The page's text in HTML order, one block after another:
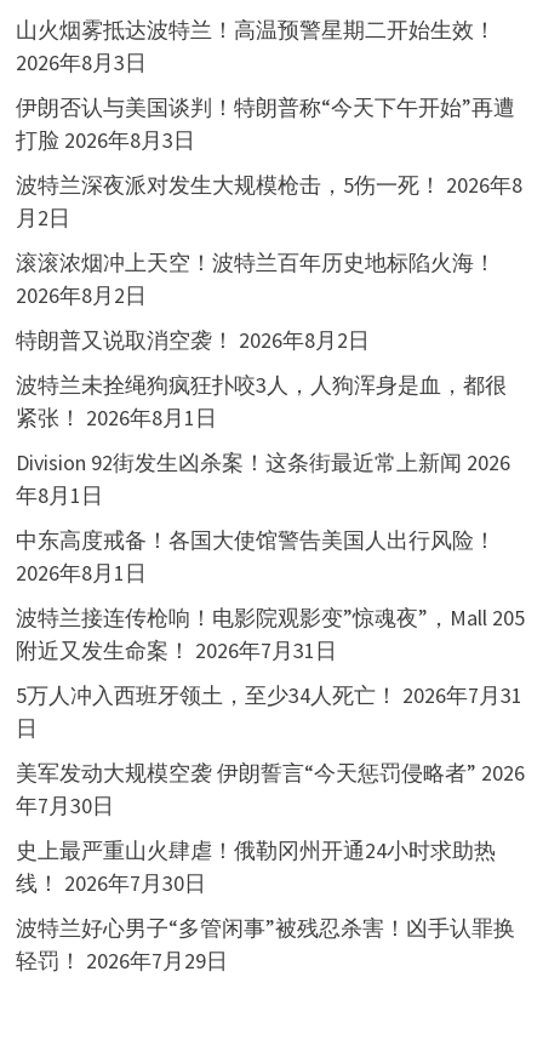
山火烟雾抵达波特兰！高温预警星期二开始生效！
2026年8月3日
伊朗否认与美国谈判！特朗普称“今天下午开始”再遭
打脸 2026年8月3日
波特兰深夜派对发生大规模枪击，5伤一死！ 2026年8
月2日
滚滚浓烟冲上天空！波特兰百年历史地标陷火海！
2026年8月2日
特朗普又说取消空袭！ 2026年8月2日
波特兰未拴绳狗疯狂扑咬3人，人狗浑身是血，都很
紧张！ 2026年8月1日
Division 92街发生凶杀案！这条街最近常上新闻 2026
年8月1日
中东高度戒备！各国大使馆警告美国人出行风险！
2026年8月1日
波特兰接连传枪响！电影院观影变”惊魂夜”，Mall 205
附近又发生命案！ 2026年7月31日
5万人冲入西班牙领土，至少34人死亡！ 2026年7月31
日
美军发动大规模空袭 伊朗誓言“今天惩罚侵略者” 2026
年7月30日
史上最严重山火肆虐！俄勒冈州开通24小时求助热
线！ 2026年7月30日
波特兰好心男子“多管闲事”被残忍杀害！凶手认罪换
轻罚！ 2026年7月29日